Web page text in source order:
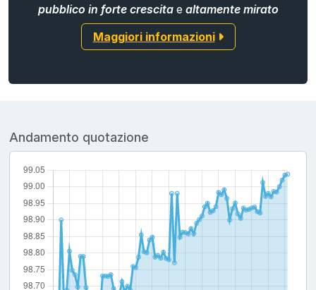
pubblico in forte crescitae altamente mirato
Maggiori informazioni
Andamento quotazione